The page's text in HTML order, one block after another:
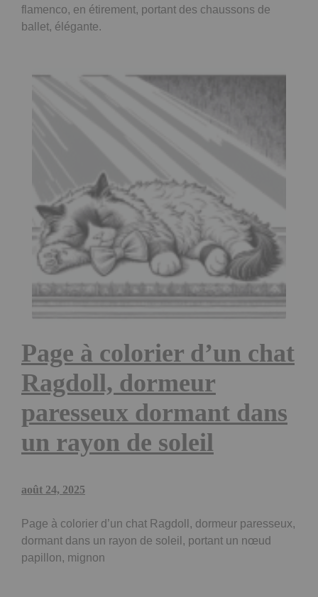
flamenco, en étirement, portant des chaussons de
ballet, élégante.
Page à colorier d’un chat
Ragdoll, dormeur
paresseux dormant dans
un rayon de soleil
août 24, 2025
Page à colorier d’un chat Ragdoll, dormeur paresseux,
dormant dans un rayon de soleil, portant un nœud
papillon, mignon